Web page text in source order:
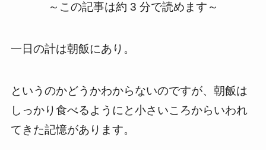
～この記事は約 3 分で読めます～
一日の計は朝飯にあり。
というのかどうかわからないのですが、朝飯は
しっかり食べるようにと小さいころからいわれ
てきた記憶があります。